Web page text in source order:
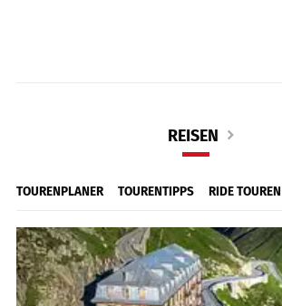
REISEN
TOURENPLANER TOURENTIPPS RIDE TOUREN